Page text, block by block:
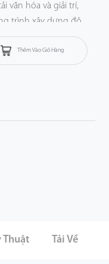
văn hóa vàgiải trí,
trình xây dựng đô
Thêm Vào Giỏ Hàng
Thuật Tải Về